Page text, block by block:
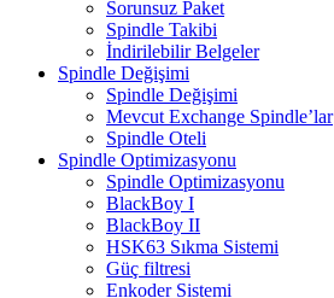
Sorunsuz Paket
Spindle Takibi
İndirilebilir Belgeler
Spindle Değişimi
Spindle Değişimi
Mevcut Exchange Spindle’lar
Spindle Oteli
Spindle Optimizasyonu
Spindle Optimizasyonu
BlackBoy I
BlackBoy II
HSK63 Sıkma Sistemi
Güç filtresi
Enkoder Sistemi